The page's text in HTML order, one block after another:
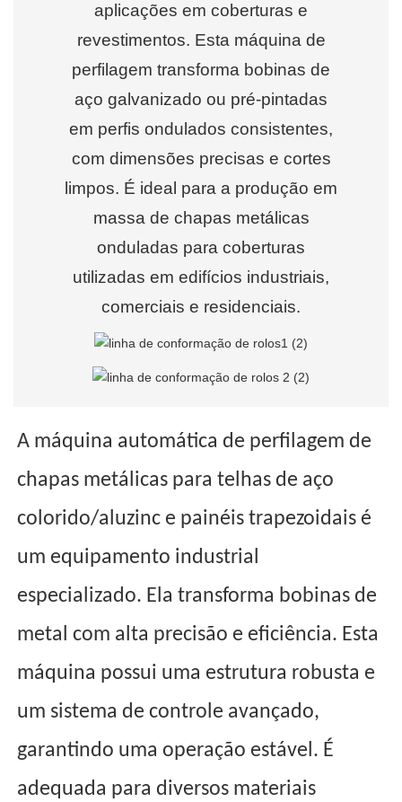
aplicações em coberturas e
revestimentos. Esta máquina de
perfilagem transforma bobinas de
aço galvanizado ou pré-pintadas
em perfis ondulados consistentes,
com dimensões precisas e cortes
limpos. É ideal para a produção em
massa de chapas metálicas
onduladas para coberturas
utilizadas em edifícios industriais,
comerciais e residenciais.
A máquina automática de perfilagem de
chapas metálicas para telhas de aço
colorido/aluzinc e painéis trapezoidais é
um equipamento industrial
especializado. Ela transforma bobinas de
metal com alta precisão e eficiência. Esta
máquina possui uma estrutura robusta e
um sistema de controle avançado,
garantindo uma operação estável. É
adequada para diversos materiais